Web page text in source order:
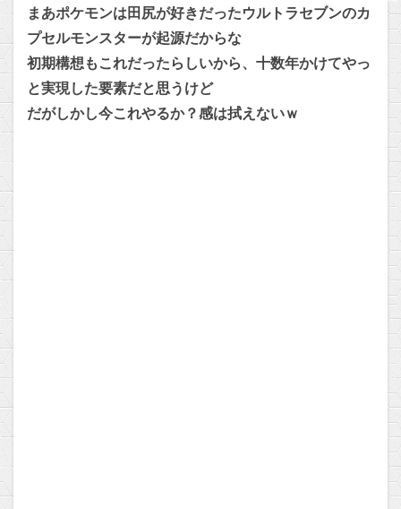
まあポケモンは田尻が好きだったウルトラセブンのカ
プセルモンスターが起源だからな
初期構想もこれだったらしいから、十数年かけてやっ
と実現した要素だと思うけど
だがしかし今これやるか？感は拭えないｗ